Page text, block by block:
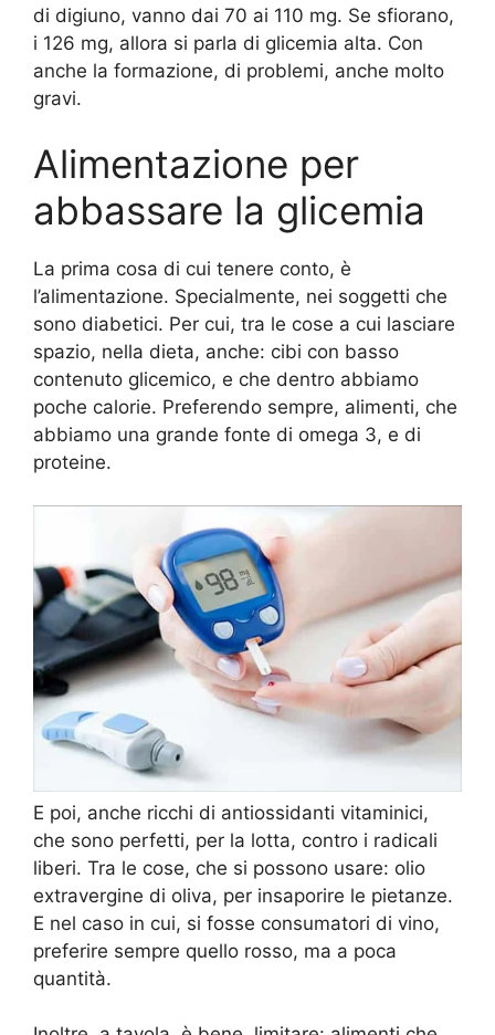
di digiuno, vanno dai 70 ai 110 mg. Se sfiorano,
i 126 mg, allora si parla di glicemia alta. Con
anche la formazione, di problemi, anche molto
gravi.
Alimentazione per
abbassare la glicemia
La prima cosa di cui tenere conto, è
l’alimentazione. Specialmente, nei soggetti che
sono diabetici. Per cui, tra le cose a cui lasciare
spazio, nella dieta, anche: cibi con basso
contenuto glicemico, e che dentro abbiamo
poche calorie. Preferendo sempre, alimenti, che
abbiamo una grande fonte di omega 3, e di
proteine.
E poi, anche ricchi di antiossidanti vitaminici,
che sono perfetti, per la lotta, contro i radicali
liberi. Tra le cose, che si possono usare: olio
extravergine di oliva, per insaporire le pietanze.
E nel caso in cui, si fosse consumatori di vino,
preferire sempre quello rosso, ma a poca
quantità.